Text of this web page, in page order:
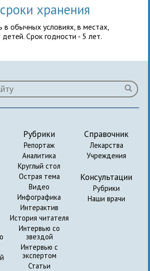
хранения
в обычных условиях, в местах,
Срок годности - 5 лет.
Рубрики
Репортаж
Аналитика
Круглый стол
Острая тема
Видео
Инфографика
Интерактив
История читателя
Интервью со
звездой
Интервью с
экспертом
Статьи
Справочник
Лекарства
Учреждения
Консультации
Рубрики
Наши врачи